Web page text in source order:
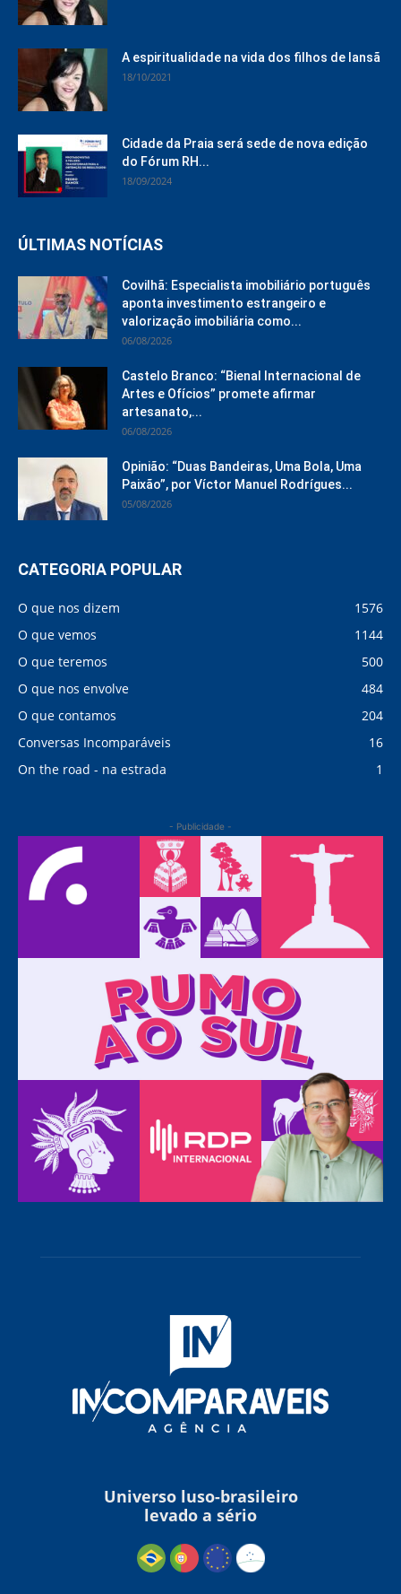
A espiritualidade na vida dos filhos de Iansã
18/10/2021
Cidade da Praia será sede de nova edição
do Fórum RH...
18/09/2024
ÚLTIMAS NOTÍCIAS
Covilhã: Especialista imobiliário português
aponta investimento estrangeiro e
valorização imobiliária como...
06/08/2026
Castelo Branco: “Bienal Internacional de
Artes e Ofícios” promete afirmar
artesanato,...
06/08/2026
Opinião: “Duas Bandeiras, Uma Bola, Uma
Paixão”, por Víctor Manuel Rodrígues...
05/08/2026
CATEGORIA POPULAR
O que nos dizem
1576
O que vemos
1144
O que teremos
500
O que nos envolve
484
O que contamos
204
Conversas Incomparáveis
16
On the road - na estrada
1
- Publicidade -
Universo luso-brasileiro
levado a sério